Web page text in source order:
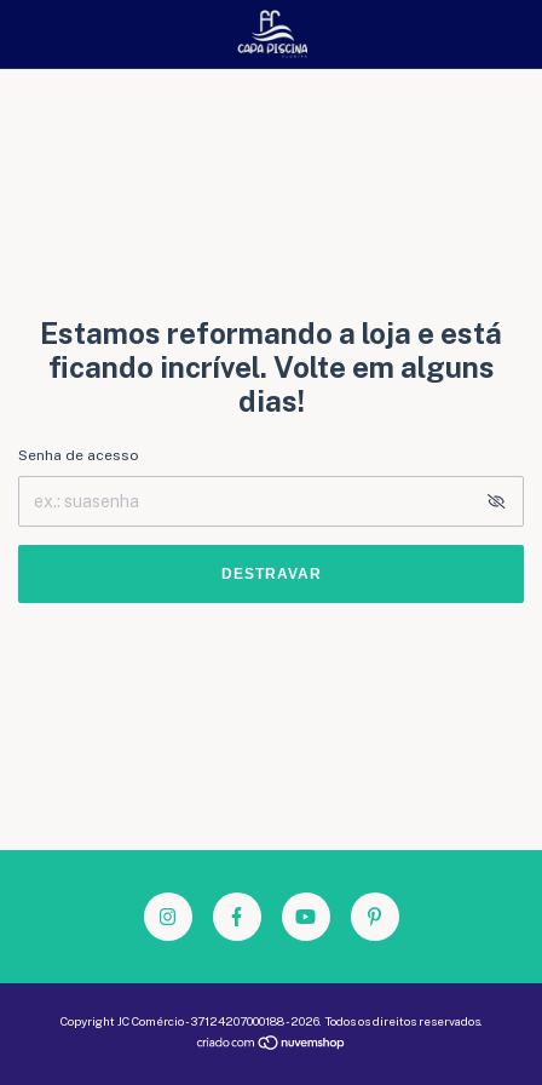
Estamos reformando a loja e está
ficando incrível. Volte em alguns
dias!
Senha de acesso
DESTRAVAR
Copyright JC Comércio - 37124207000188 - 2026. Todos os direitos reservados.